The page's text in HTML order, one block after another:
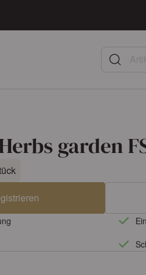
Artikel
garden